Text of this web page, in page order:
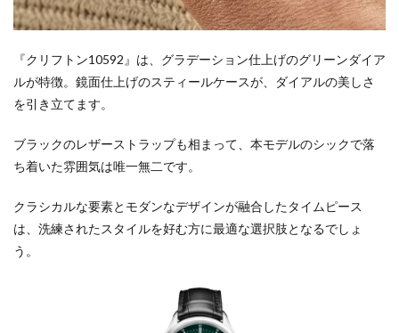
『クリフトン10592』は、グラデーション仕上げのグリーンダイア
ルが特徴。鏡面仕上げのスティールケースが、ダイアルの美しさ
を引き立てます。
ブラックのレザーストラップも相まって、本モデルのシックで落
ち着いた雰囲気は唯一無二です。
クラシカルな要素とモダンなデザインが融合したタイムピース
は、洗練されたスタイルを好む方に最適な選択肢となるでしょ
う。